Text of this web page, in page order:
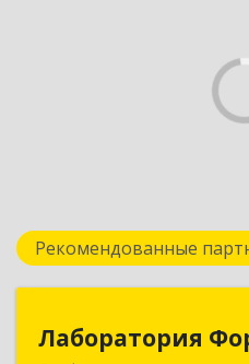
Рекомендованные
Лаборатория